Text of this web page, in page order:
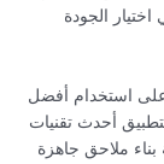
الجودة
استخدام أفضل
أحدث تقنيات
بناء ملاحق جاهزة